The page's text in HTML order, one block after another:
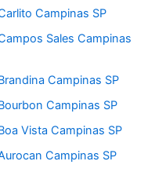
Campinas SP
Sales Campinas
Campinas SP
Campinas SP
Vista Campinas SP
Campinas SP